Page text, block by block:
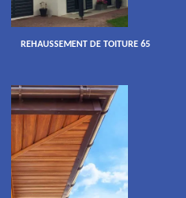
REHAUSSEMENT DE TOITURE 65